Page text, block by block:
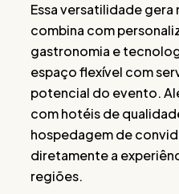
Essa versatilidade gera
combina com
gastronomia e
espaço flexível com
potencial do evento.
com hotéis de
hospedagem de
diretamente a
regiões.